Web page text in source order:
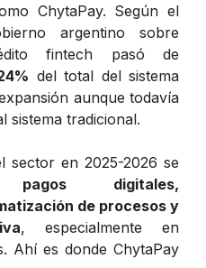
ChytaPay. Según el
argentino sobre
fintech pasó de
del total del sistema
aunque todavía
sistema tradicional.
sector en 2025-2026 se
pagos digitales,
de procesos y
, especialmente en
Ahí es donde ChytaPay